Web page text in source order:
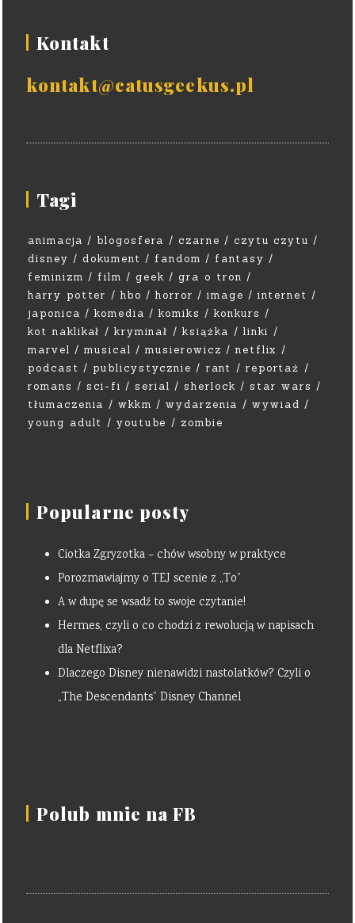
Kontakt
kontakt@catusgeekus.pl
Tagi
animacja blogosfera czarne
czytu czytu
disney
dokument fandom
fantasy
feminizm
film geek
gra o tron
harry potter
hbo horror image
internet
japonica
komedia komiks
konkurs
kot naklikał
kryminał książka
linki
marvel
musical musierowicz
netflix
podcast
publicystycznie rant
reportaż
romans
sci-fi serial sherlock
star wars
tłumaczenia
wkkm wydarzenia
wywiad
young adult
youtube zombie
Popularne posty
Ciotka Zgryzotka – chów wsobny w praktyce
Porozmawiajmy o TEJ scenie z „To”
A w dupę se wsadź to swoje czytanie!
Hermes, czyli o co chodzi z rewolucją w napisach
dla Netflixa?
Dlaczego Disney nienawidzi nastolatków? Czyli o
„The Descendants” Disney Channel
Polub mnie na FB